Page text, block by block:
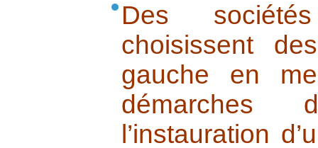
Des sociétés
choisissent
gauche en
démarches
l’instauration